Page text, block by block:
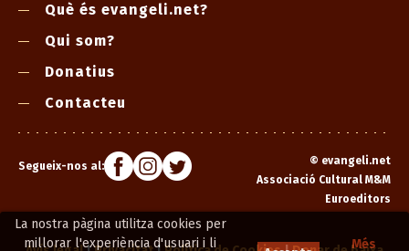
La nostra pàgina utilitza cookies per
millorar l'experiència d'usuari i li
Més
Què és evangeli.net?
Qui som?
Donatius
Contacteu
Segueix-nos al: © evangeli.net
Associació Cultural M&M
Euroeditors